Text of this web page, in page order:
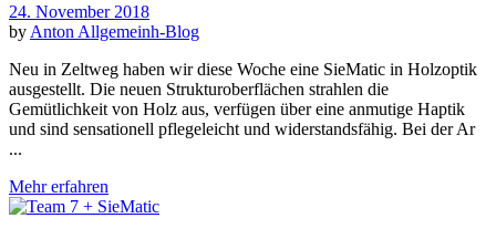
24. November 2018
by Anton Allgemeinh-Blog
Neu in Zeltweg haben wir diese Woche eine SieMatic in Holzoptik
ausgestellt. Die neuen Strukturoberflächen strahlen die
Gemütlichkeit von Holz aus, verfügen über eine anmutige Haptik
und sind sensationell pflegeleicht und widerstandsfähig. Bei der Ar
...
Mehr erfahren